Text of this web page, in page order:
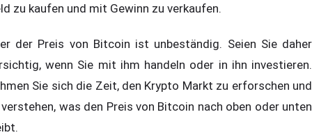
zu kaufen und mit Gewinn zu verkaufen.
der Preis von Bitcoin ist unbeständig. Seien Sie daher
wenn Sie mit ihm handeln oder in ihn investieren.
Sie sich die Zeit, den Krypto Markt zu erforschen und
was den Preis von Bitcoin nach oben oder unten